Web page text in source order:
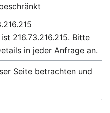
216.73.216.215. Bitte
in jeder Anfrage an.
Seite betrachten und